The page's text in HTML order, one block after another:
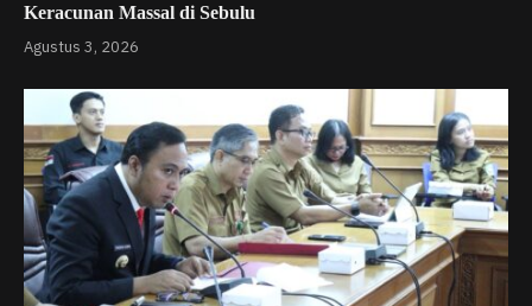
Keracunan Massal di Sebulu
Agustus 3, 2026